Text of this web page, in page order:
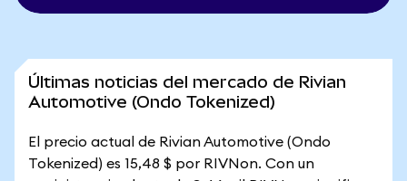
Últimas noticias del mercado de Rivian
Automotive (Ondo Tokenized)
El precio actual de Rivian Automotive (Ondo
Tokenized) es 15,48 $ por RIVNon. Con un